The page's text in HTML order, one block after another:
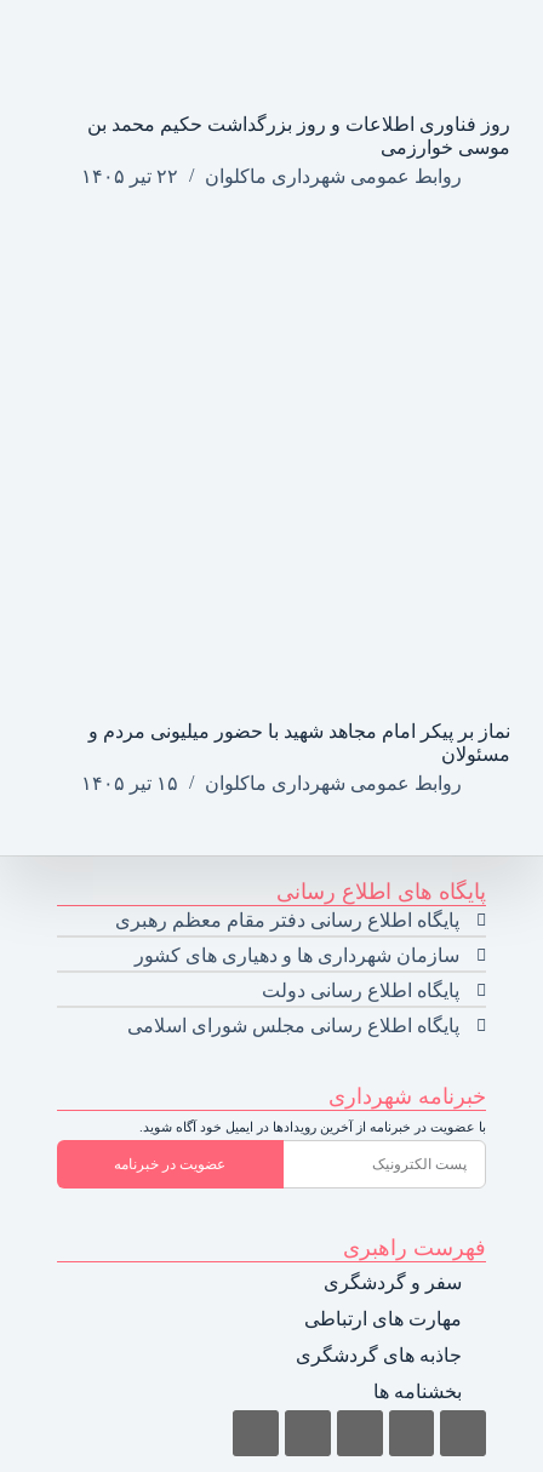
روز فناوری اطلاعات و روز بزرگداشت حکیم محمد بن
موسی خوارزمی
روابط عمومی شهرداری ماکلوان
۲۲ تیر ۱۴۰۵
نماز بر پیکر امام مجاهد شهید با حضور میلیونی مردم و
مسئولان
روابط عمومی شهرداری ماکلوان
۱۵ تیر ۱۴۰۵
پایگاه های اطلاع رسانی
پایگاه اطلاع رسانی دفتر مقام معظم رهبری
سازمان شهرداری ها و دهیاری های کشور
پایگاه اطلاع رسانی دولت
پایگاه اطلاع رسانی مجلس شورای اسلامی
خبرنامه شهرداری
با عضویت در خبرنامه از آخرین رویدادها در ایمیل خود آگاه شوید.
عضویت در خبرنامه
فهرست راهبری
سفر و گردشگری
مهارت های ارتباطی
جاذبه های گردشگری
بخشنامه ها